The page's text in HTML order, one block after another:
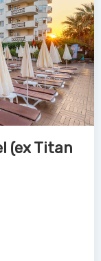
(ex Titan